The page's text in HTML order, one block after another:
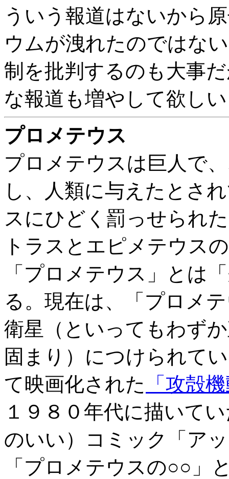
ういう報道はないから
ウムが洩れたのではな
制を批判するのも大事
な報道も増やして欲し
プロメテウス
プロメテウスは巨人で
し、人類に与えたとさ
スにひどく罰っせられ
トラスとエピメテウス
「プロメテウス」とは
る。現在は、「プロメ
衛星（といってもわず
固まり）につけられて
て映画化された
「攻殻
１９８０年代に描いて
のいい）コミック「ア
「プロメテウスの○○」